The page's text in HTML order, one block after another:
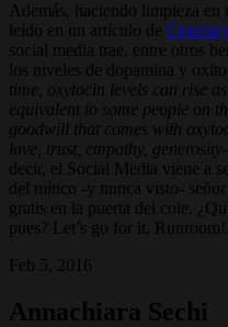
Además, haciendo limpieza
leído en un artículo de
social media trae, entre otros
los niveles de dopamina y
time, oxytocin levels can rise
equivalent to some people on
goodwill that comes with
love, trust, empathy,
decir, el Social Media viene a
del mítico -y nunca visto-
gratis en la puerta del cole.
pues? Let’s go for it, Runroom!
Feb 5, 2016
Annachiara Sechi